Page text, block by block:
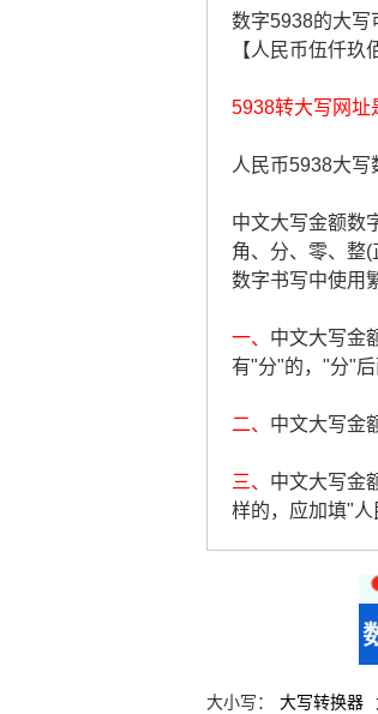
数字5938的大写
【人民币伍仟玖
5938转大写网址
人民币5938大写
中文大写金额数
角、分、零、整
数字书写中使用
一、 中文大写金
有"分"的，"分"后
二、 中文大写金
三、 中文大写金
样的，应加填"
大小写： 大写转换器